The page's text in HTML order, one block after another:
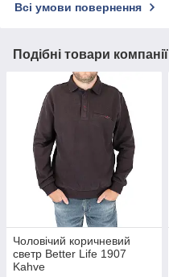
Всі умови повернення
Подібні товари компанії
Чоловічий коричневий
светр Better Life 1907
Kahve